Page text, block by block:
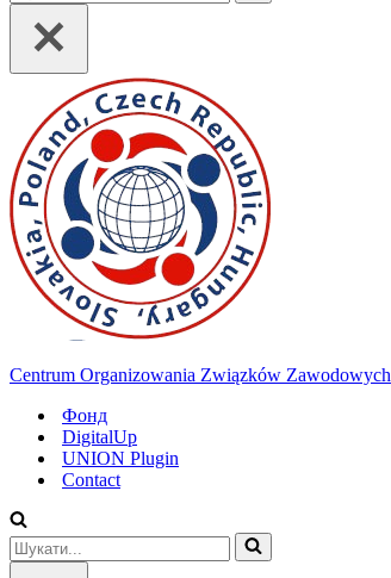
Centrum Organizowania Związków Zawodowych
Фонд
DigitalUp
UNION Plugin
Contact
Шукати...